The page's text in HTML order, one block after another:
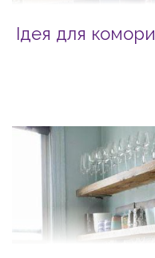
Ідея для комори